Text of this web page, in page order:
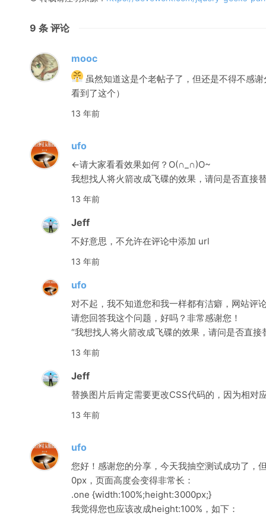
9 条 评论
mooc
虽然知道这是个老帖子了，但还是不得不感
看到了这个）
13 年前
ufo
←请大家看看效果如何？O(∩_∩)O~
我想找人将火箭改成飞碟的效果，请问是否直接
13 年前
Jeff
不好意思，不允许在评论中添加 url
13 年前
ufo
对不起，我不知道您和我一样都有洁癖，网站评
请您回答我这个问题，好吗？非常感谢您！
“我想找人将火箭改成飞碟的效果，请问是否直接
13 年前
Jeff
替换图片后肯定需要更改CSS代码的，因为相对
13 年前
ufo
您好！感谢您的分享，今天我抽空测试成功了
0px，页面高度会变得非常长：
.one {width:100%;height:3000px;}
我觉得您也应该改成height:100%，如下：